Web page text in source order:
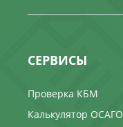
СЕРВИСЫ
Проверка КБМ
Калькулятор ОСАГО